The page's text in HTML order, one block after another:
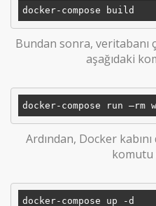
Bundan sonra, veritabanı
aşağıdaki
docker-compose run –rm
Ardından, Docker
komutu